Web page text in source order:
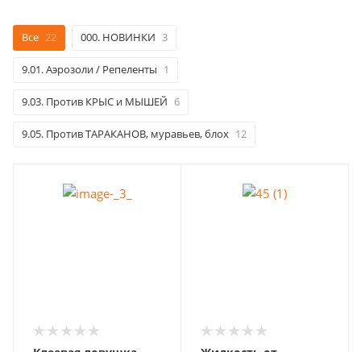
Все 22 000. НОВИНКИ 3
9.01. Аэрозоли / Репеленты 1
9.03. Против КРЫС и МЫШЕЙ 6
9.05. Против ТАРАКАНОВ, муравьев, блох 12